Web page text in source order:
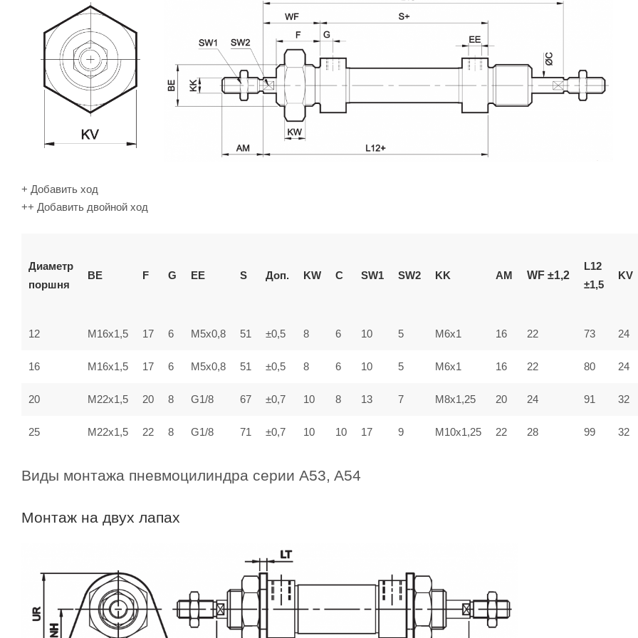
+ Добавить ход
++ Добавить двойной ход
Диаметр
поршня
BE F G EE S Доп. KW C SW1 SW2 KK AM WF ±1,2
L12
±1,5
KV
12 M16x1,5 17 6 M5x0,8 51 ±0,5 8 6 10 5 M6x1 16 22 73 24
16 M16x1,5 17 6 M5x0,8 51 ±0,5 8 6 10 5 M6x1 16 22 80 24
20 M22x1,5 20 8 G1/8 67 ±0,7 10 8 13 7 M8x1,25 20 24 91 32
25 M22x1,5 22 8 G1/8 71 ±0,7 10 10 17 9 M10x1,25 22 28 99 32
Виды монтажа пневмоцилиндра серии A53, A54
Монтаж на двух лапах